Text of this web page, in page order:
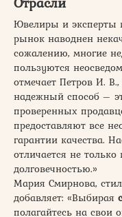
Ювелиры и
рынок наводнен
сожалению, многие
пользуются
отмечает Петров И.
надежный способ –
проверенных
предоставляют все
гарантии качества.
отличается не
долговечностью.»
Мария Смирнова,
добавляет: «Выбирая
полагайтесь на свои